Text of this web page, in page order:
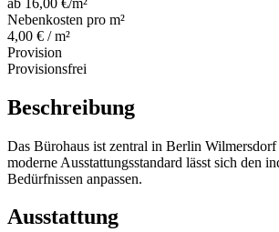
Nebenkosten pro m²
4,00 € / m²
Provision
Provisionsfrei
Beschreibung
Das Bürohaus ist zentral in Berlin
moderne Ausstattungsstandard lässt sich den
Bedürfnissen anpassen.
Ausstattung